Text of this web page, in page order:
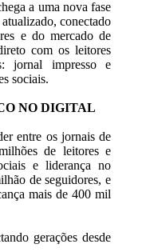
a uma nova fase
conectado
e do mercado de
com os leitores
jornal impresso e
sociais.
NO DIGITAL
entre os jornais de
de leitores e
e liderança no
de seguidores, e
mais de 400 mil
gerações desde